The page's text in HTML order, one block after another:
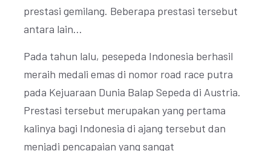
prestasi gemilang. Beberapa prestasi tersebut
antara lain...
Pada tahun lalu, pesepeda Indonesia berhasil
meraih medali emas di nomor road race putra
pada Kejuaraan Dunia Balap Sepeda di Austria.
Prestasi tersebut merupakan yang pertama
kalinya bagi Indonesia di ajang tersebut dan
menjadi pencapaian yang sangat